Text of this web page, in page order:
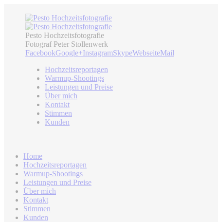
Pesto Hochzeitsfotografie
Fotograf Peter Stollenwerk
FacebookGoogle+InstagramSkypeWebseiteMail
Hochzeitsreportagen
Warmup-Shootings
Leistungen und Preise
Über mich
Kontakt
Stimmen
Kunden
Home
Hochzeitsreportagen
Warmup-Shootings
Leistungen und Preise
Über mich
Kontakt
Stimmen
Kunden